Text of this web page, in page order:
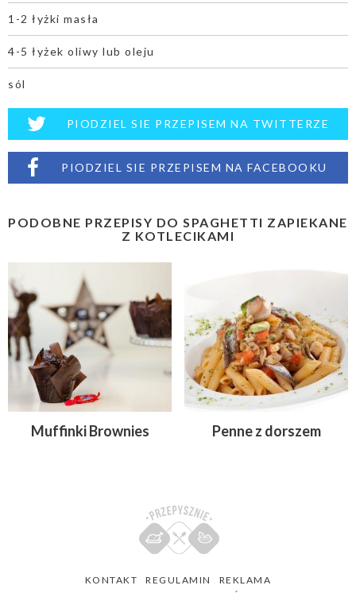
1-2 łyżki masła
4-5 łyżek oliwy lub oleju
sól
PIODZIEL SIE PRZEPISEM NA TWITTERZE
PIODZIEL SIE PRZEPISEM NA FACEBOOKU
PODOBNE PRZEPISY DO SPAGHETTI ZAPIEKANE
Z KOTLECIKAMI
Muffinki Brownies Penne z dorszem
KONTAKT REGULAMIN
REKLAMA